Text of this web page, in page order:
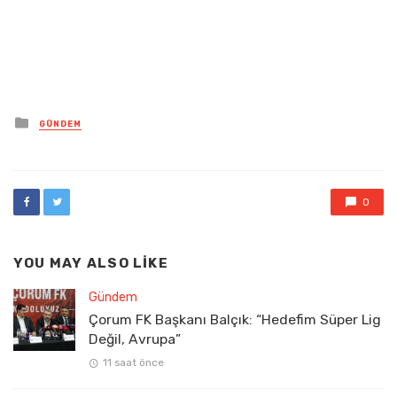
Posted
in
GÜNDEM
0
YOU MAY ALSO LIKE
Gündem
Çorum FK Başkanı Balçık: “Hedefim Süper Lig
Değil, Avrupa”
11 saat önce